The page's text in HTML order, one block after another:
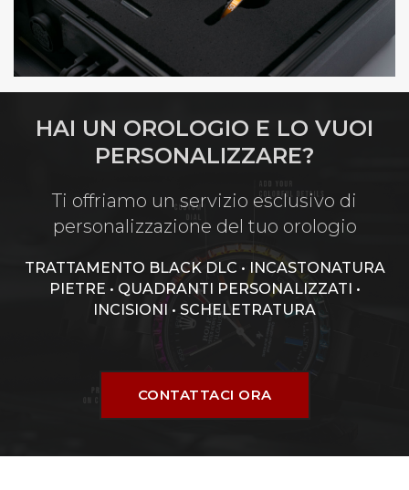
HAI UN OROLOGIO E LO VUOI
PERSONALIZZARE?
Ti offriamo un servizio esclusivo di
personalizzazione del tuo orologio
TRATTAMENTO BLACK DLC • INCASTONATURA
PIETRE • QUADRANTI PERSONALIZZATI •
INCISIONI • SCHELETRATURA
CONTATTACI ORA